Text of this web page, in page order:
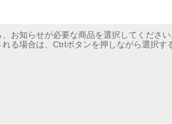
お知らせが必要な商品を選択してください
る場合は、Ctrlボタンを押しながら選択す